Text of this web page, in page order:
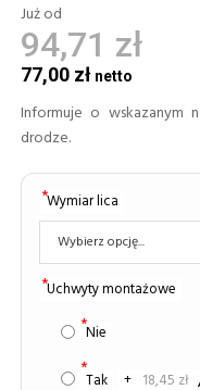
Już od
94,71 zł
77,00 zł
Informuje o wskazanym
drodze.
Wymiar lica
Uchwyty montażowe
Nie
Tak + 18,45 zł